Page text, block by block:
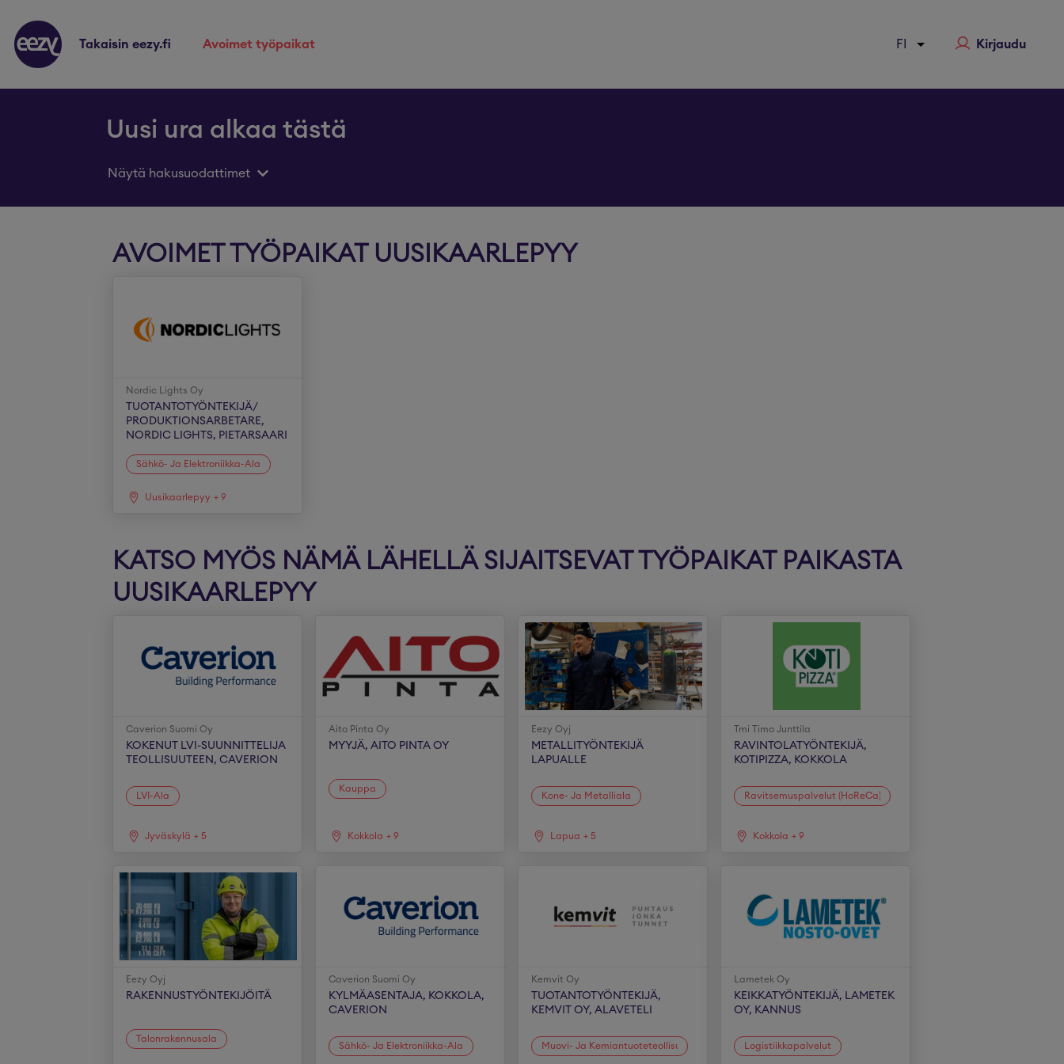
takaisin eezy.fi avoimet työpaikat Kirjaudu
Uusi ura alkaa tästä
Näytä hakusuodattimet
AVOIMET TYÖPAIKAT UUSIKAARLEPYY
Nordic Lights Oy
TUOTANTOTYÖNTEKIJÄ/
PRODUKTIONSARBETARE,
NORDIC LIGHTS, PIETARSAARI
Sähkö- Ja Elektroniikka-Ala
Uusikaarlepyy +9
KATSO MYÖS NÄMÄ LÄHELLÄ SIJAITSEVAT TYÖPAIKAT PAIKASTA
UUSIKAARLEPYY
Caverion Suomi Oy
KOKENUT LVI-SUUNNITTELIJA
TEOLLISUUTEEN, CAVERION
LVI-Ala
Jyväskylä +5
Aito Pinta Oy
MYYJÄ, AITO PINTA OY
Kauppa
Kokkola +9
Eezy Oyj
METALLITYÖNTEKIJÄ
LAPUALLE
Kone- Ja Metalliala
Lapua +5
Tmi Timo Junttila
RAVINTOLATYÖNTEKIJÄ,
KOTIPIZZA, KOKKOLA
Ravitsemuspalvelut (HoReCa)
Kokkola +9
Eezy Oyj
RAKENNUSTYÖNTEKIJÖITÄ
Talonrakennusala
Caverion Suomi Oy
KYLMÄASENTAJA, KOKKOLA,
CAVERION
Sähkö- Ja Elektroniikka-Ala
Kemvit Oy
TUOTANTOTYÖNTEKIJÄ,
KEMVIT OY, ALAVETELI
Muovi- Ja Kemiantuoteteollisuus
Lametek Oy
KEIKKATYÖNTEKIJÄ, LAMETEK
OY, KANNUS
Logistiikkapalvelut